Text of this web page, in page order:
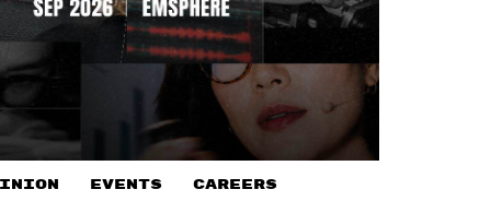
EVENTS CAREERS